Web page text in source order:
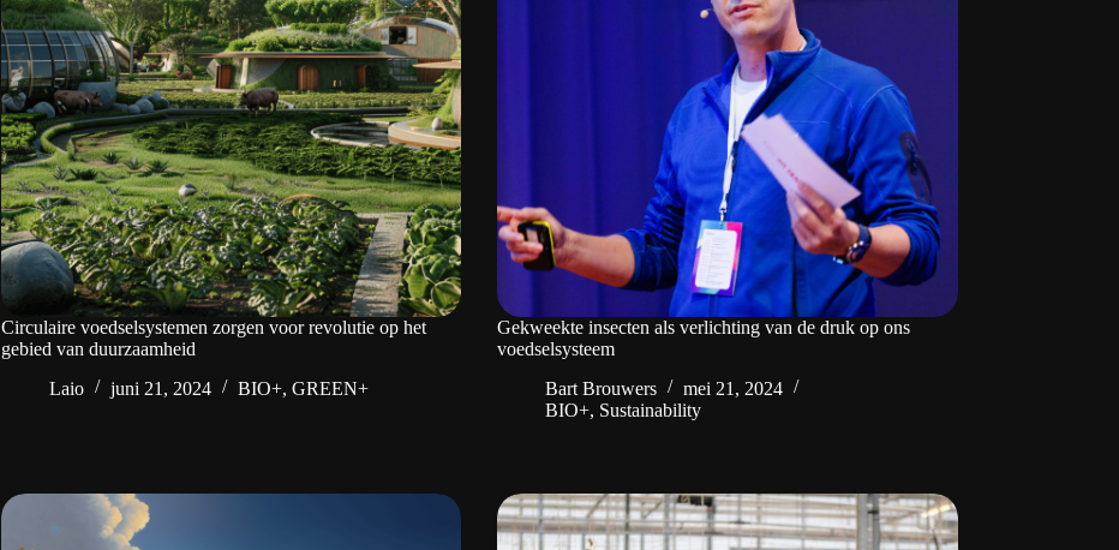
Circulaire voedselsystemen zorgen voor revolutie op het
gebied van duurzaamheid
Laio
juni 21, 2024 BIO+,GREEN+
Gekweekte insecten als verlichting van de druk op ons
voedselsysteem
Bart Brouwers
mei 21, 2024
BIO+, Sustainability